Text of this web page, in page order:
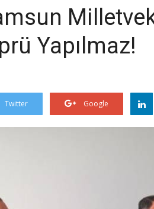
Yapılmaz!
Twitter Google